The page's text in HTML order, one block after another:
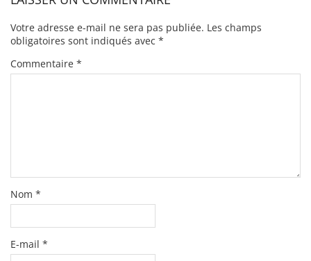
Votre adresse e-mail ne sera pas publiée. Les champs
obligatoires sont indiqués avec *
Commentaire *
Nom *
E-mail *